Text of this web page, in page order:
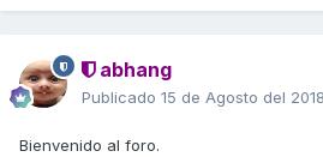
abhang
Publicado 15 de Agosto del 2018
Bienvenido al foro.